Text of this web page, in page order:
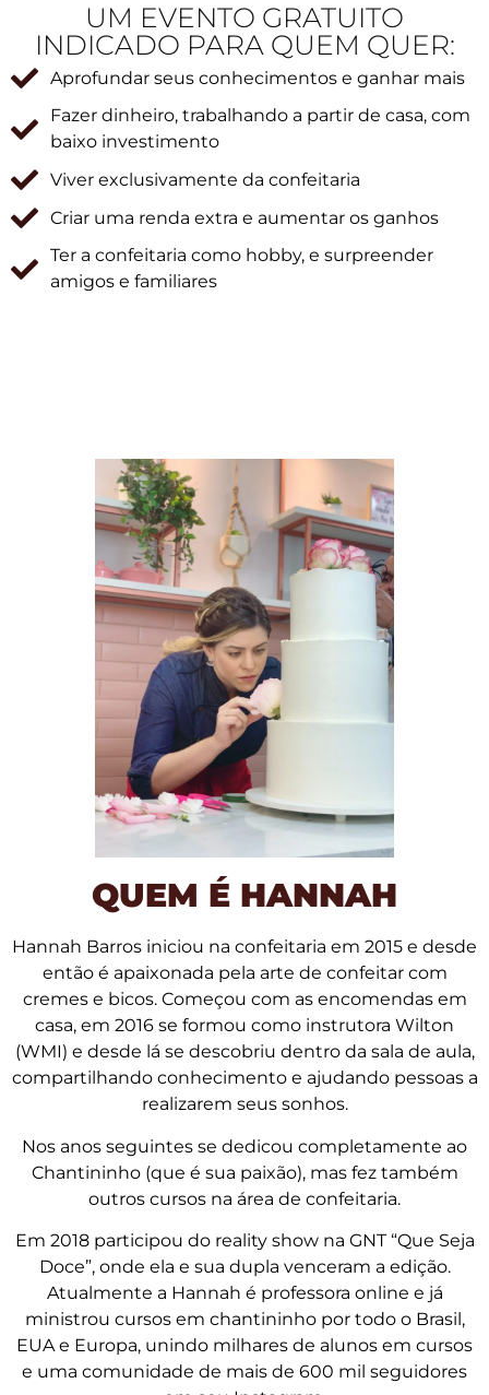
UM EVENTO GRATUITO
INDICADO PARA QUEM QUER:
Aprofundar seus conhecimentos e ganhar mais
Fazer dinheiro, trabalhando a partir de casa, com
baixo investimento
Viver exclusivamente da confeitaria
Criar uma renda extra e aumentar os ganhos
Ter a confeitaria como hobby, e surpreender
amigos e familiares
QUEM É HANNAH
Hannah Barros iniciou na confeitaria em 2015 e desde
então é apaixonada pela arte de confeitar com
cremes e bicos. Começou com as encomendas em
casa, em 2016 se formou como instrutora Wilton
(WMI) e desde lá se descobriu dentro da sala de aula,
compartilhando conhecimento e ajudando pessoas a
realizarem seus sonhos.
Nos anos seguintes se dedicou completamente ao
Chantininho (que é sua paixão), mas fez também
outros cursos na área de confeitaria.
Em 2018 participou do reality show na GNT “Que Seja
Doce”, onde ela e sua dupla venceram a edição.
Atualmente a Hannah é professora online e já
ministrou cursos em chantininho por todo o Brasil,
EUA e Europa, unindo milhares de alunos em cursos
e uma comunidade de mais de 600 mil seguidores